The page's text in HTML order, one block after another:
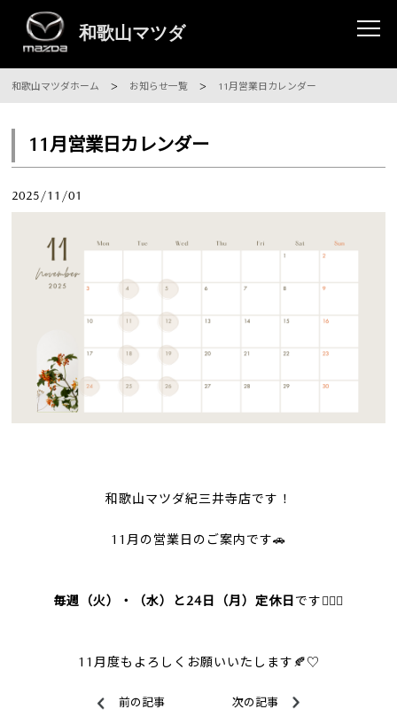
和歌山マツダホーム お知らせ一覧 11月営業日カレンダー
11月営業日カレンダー
2025/11/01
和歌山マツダ紀三井寺店です！
11月の営業日のご案内です🚗
毎週（火）・（水）と24日（月）定休日 です🙇🏻‍♀️
11月度もよろしくお願いいたします🍂♡
前の記事 次の記事